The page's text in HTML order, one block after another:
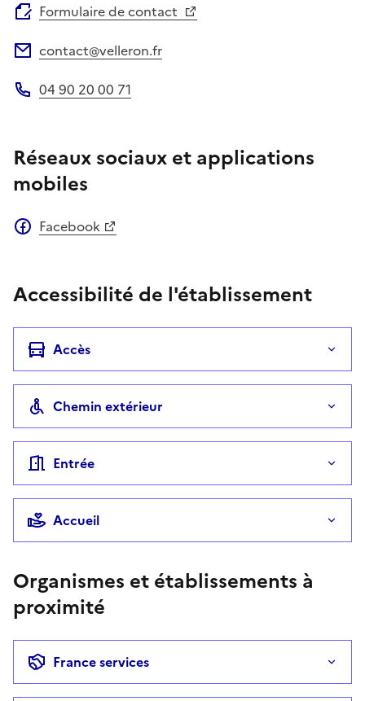
Formulaire de contact
contact@velleron.fr
04 90 20 00 71
Réseaux sociaux et applications
mobiles
Facebook
Accessibilité de l'établissement
Accès
Chemin extérieur
Entrée
Accueil
Organismes et établissements à
proximité
France services